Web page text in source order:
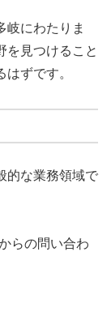
岐にわたりま
を見つけること
ずです。
的な業務領域で
らの問い合わ